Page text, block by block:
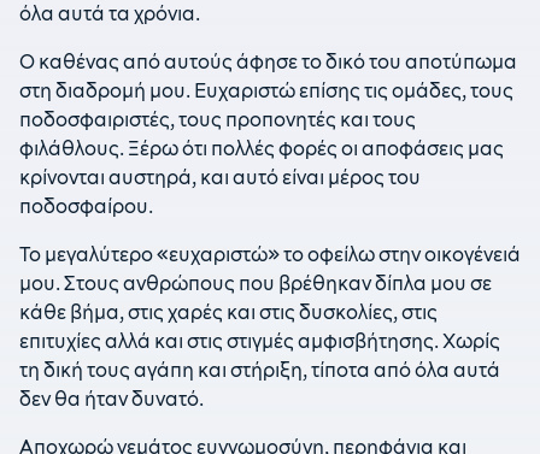
όλα αυτά τα χρόνια.
Ο καθένας από αυτούς άφησε το δικό του αποτύπωμα
στη διαδρομή μου. Ευχαριστώ επίσης τις ομάδες, τους
ποδοσφαιριστές, τους προπονητές και τους
φιλάθλους. Ξέρω ότι πολλές φορές οι αποφάσεις μας
κρίνονται αυστηρά, και αυτό είναι μέρος του
ποδοσφαίρου.
Το μεγαλύτερο «ευχαριστώ» το οφείλω στην οικογένειά
μου. Στους ανθρώπους που βρέθηκαν δίπλα μου σε
κάθε βήμα, στις χαρές και στις δυσκολίες, στις
επιτυχίες αλλά και στις στιγμές αμφισβήτησης. Χωρίς
τη δική τους αγάπη και στήριξη, τίποτα από όλα αυτά
δεν θα ήταν δυνατό.
Αποχωρώ γεμάτος ευγνωμοσύνη, περηφάνια και